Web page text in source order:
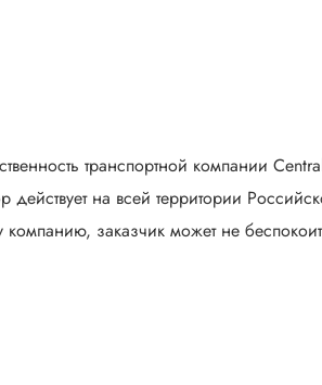
транспортной компании
на всей территории
заказчик может не